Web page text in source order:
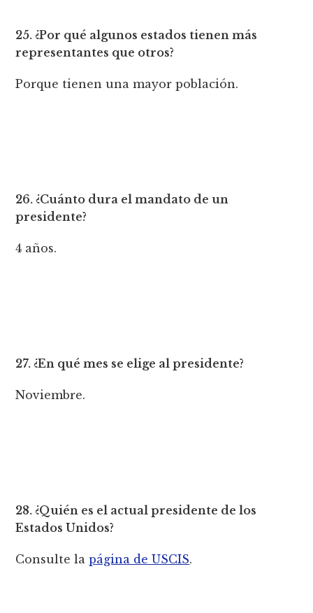
25. ¿Por qué algunos estados tienen más
representantes que otros?
Porque tienen una mayor población.
26. ¿Cuánto dura el mandato de un
presidente?
4 años.
27. ¿En qué mes se elige al presidente?
Noviembre.
28. ¿Quién es el actual presidente de los
Estados Unidos?
Consulte lapágina de USCIS.